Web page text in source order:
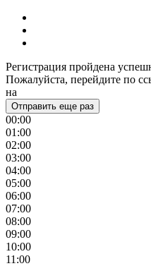
Регистрация пройдена
Пожалуйста, перейдите по
на
Отправить еще раз
00:00
01:00
02:00
03:00
04:00
05:00
06:00
07:00
08:00
09:00
10:00
11:00